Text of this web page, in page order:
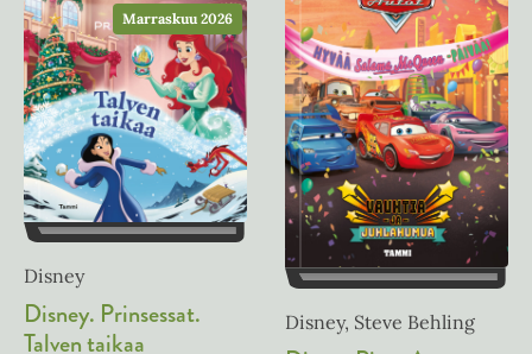
n
e
e
n
Marraskuu 2026
Disney
Disney. Prinsessat.
Talven taikaa
Disney, Steve Behling